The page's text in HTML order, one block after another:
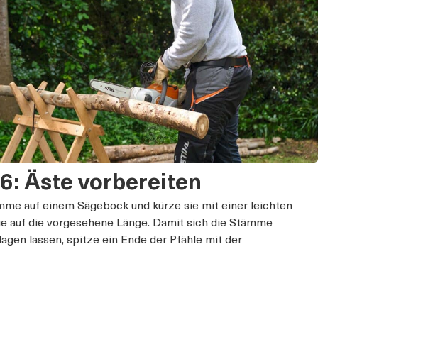
Äste vorbereiten
auf einem Sägebock und kürze sie mit einer leichten
auf die vorgesehene Länge. Damit sich die Stämme
lassen, spitze ein Ende der Pfähle mit der